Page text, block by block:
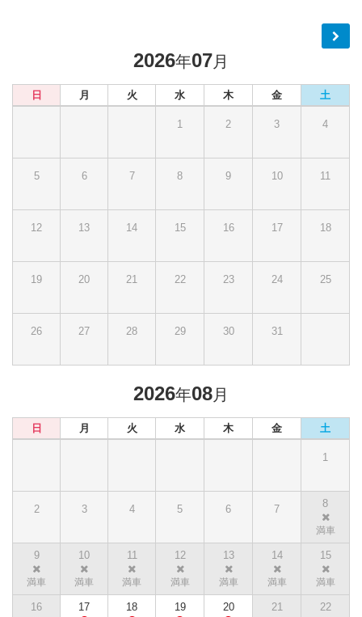
2026年07月
日 月 火 水 木 金 土
1 2 3 4
5 6 7 8 9 10 11
12 13 14 15 16 17 18
19 20 21 22 23 24 25
26 27 28 29 30 31
2026年08月
日 月 火 水 木 金 土
1
2 3 4 5 6 7 8
9 10 11 12 13 14 15
16 17 18 19 20 21 22